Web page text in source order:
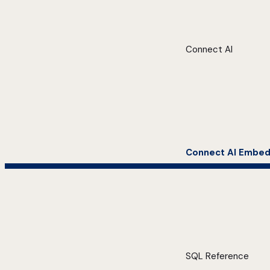
Connect AI
Connect AI Embed
SQL Reference